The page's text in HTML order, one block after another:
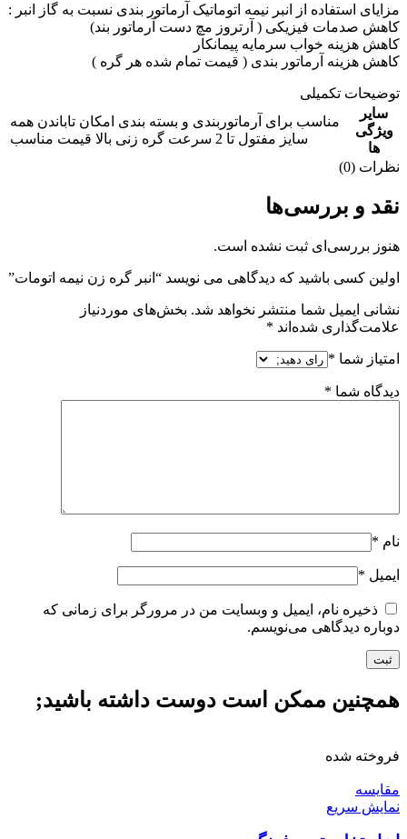
مزایای استفاده از انبر نیمه اتوماتیک آرماتور بندی نسبت به گاز انبر :
کاهش صدمات فیزیکی ( آرتروز مچ دست آرماتور بند)
کاهش هزینه خواب سرمایه پیمانکار
کاهش هزینه آرماتور بندی ( قیمت تمام شده هر گره )
توضیحات تکمیلی
سایر
ویژگی
ها
مناسب برای آرماتوربندی و بسته بندی امکان تاباندن همه
سایز مفتول تا 2 سرعت گره زنی بالا قیمت مناسب
نظرات (0)
نقد و بررسی‌ها
هنوز بررسی‌ای ثبت نشده است.
اولین کسی باشید که دیدگاهی می نویسد “انبر گره زن نیمه اتومات”
نشانی ایمیل شما منتشر نخواهد شد. بخش‌های موردنیاز
علامت‌گذاری شده‌اند *
امتیاز شما *
دیدگاه شما *
نام *
ایمیل *
ذخیره نام، ایمیل و وبسایت من در مرورگر برای زمانی که
دوباره دیدگاهی می‌نویسم.
همچنین ممکن است دوست داشته باشید;
فروخته شده
مقايسه
نمایش سریع